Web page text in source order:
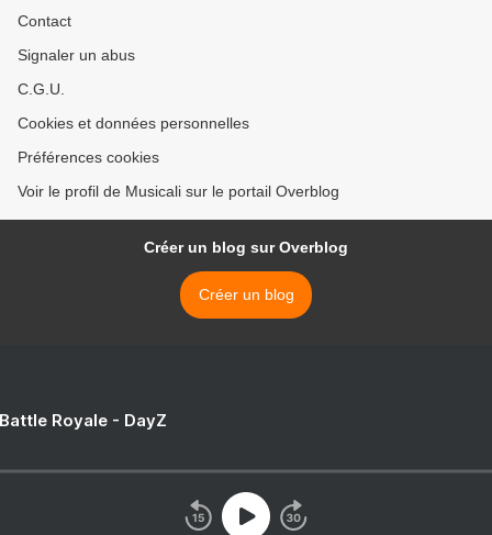
Contact
Signaler un abus
C.G.U.
Cookies et données personnelles
Préférences cookies
Voir le profil de Musicali sur le portail Overblog
Créer un blog sur Overblog
Créer un blog
Royale - DayZ